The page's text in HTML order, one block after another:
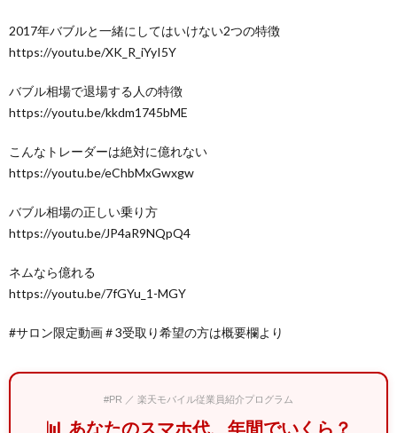
2017年バブルと一緒にしてはいけない2つの特徴
https://youtu.be/XK_R_iYyI5Y​​​​
バブル相場で退場する人の特徴
https://youtu.be/kkdm1745bME​​​​
こんなトレーダーは絶対に億れない
https://youtu.be/eChbMxGwxgw​​​​
バブル相場の正しい乗り方
https://youtu.be/JP4aR9NQpQ4​​​​
ネムなら億れる
https://youtu.be/7fGYu_1-MGY​​​​
#サロン限定動画＃3受取り希望の方は概要欄より
#PR ／ 楽天モバイル従業員紹介プログラム
📊 あなたのスマホ代、年間でいくら？